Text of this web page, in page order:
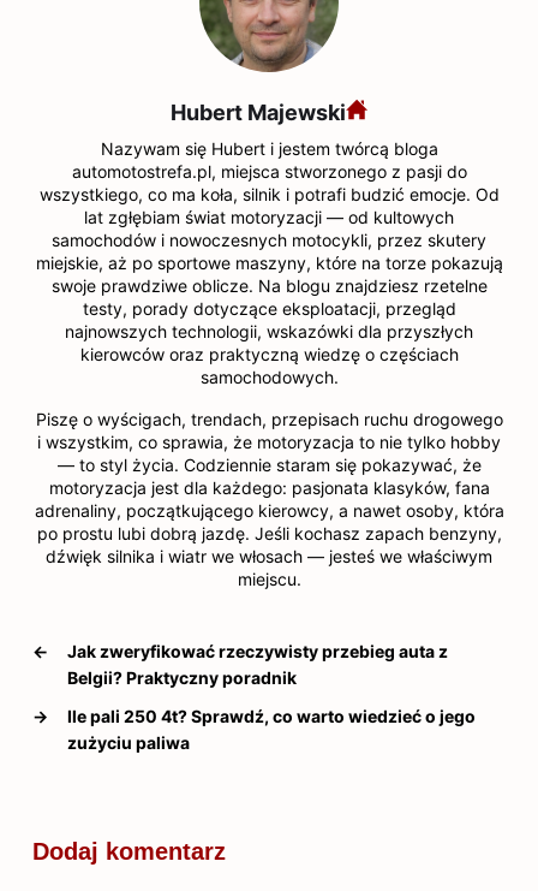
Hubert Majewski
Nazywam się Hubert i jestem twórcą bloga
automotostrefa.pl, miejsca stworzonego z pasji do
wszystkiego, co ma koła, silnik i potrafi budzić emocje. Od
lat zgłębiam świat motoryzacji — od kultowych
samochodów i nowoczesnych motocykli, przez skutery
miejskie, aż po sportowe maszyny, które na torze pokazują
swoje prawdziwe oblicze. Na blogu znajdziesz rzetelne
testy, porady dotyczące eksploatacji, przegląd
najnowszych technologii, wskazówki dla przyszłych
kierowców oraz praktyczną wiedzę o częściach
samochodowych.
Piszę o wyścigach, trendach, przepisach ruchu drogowego
i wszystkim, co sprawia, że motoryzacja to nie tylko hobby
— to styl życia. Codziennie staram się pokazywać, że
motoryzacja jest dla każdego: pasjonata klasyków, fana
adrenaliny, początkującego kierowcy, a nawet osoby, która
po prostu lubi dobrą jazdę. Jeśli kochasz zapach benzyny,
dźwięk silnika i wiatr we włosach — jesteś we właściwym
miejscu.
←
Jak zweryfikować rzeczywisty przebieg auta z
Belgii? Praktyczny poradnik
→
Ile pali 250 4t? Sprawdź, co warto wiedzieć o jego
zużyciu paliwa
Dodaj komentarz